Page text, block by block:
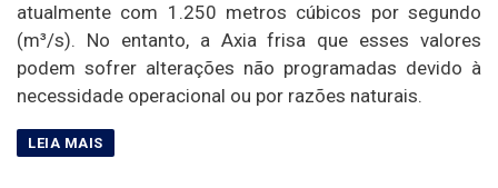
atualmente com 1.250 metros cúbicos por segundo
(m³/s). No entanto, a Axia frisa que esses valores
podem sofrer alterações não programadas devido à
necessidade operacional ou por razões naturais.